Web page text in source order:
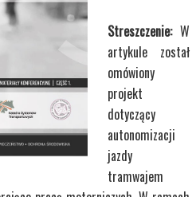
Streszczenie: W
artykule został
omówiony
projekt
dotyczący
autonomizacji
jazdy
tramwajem